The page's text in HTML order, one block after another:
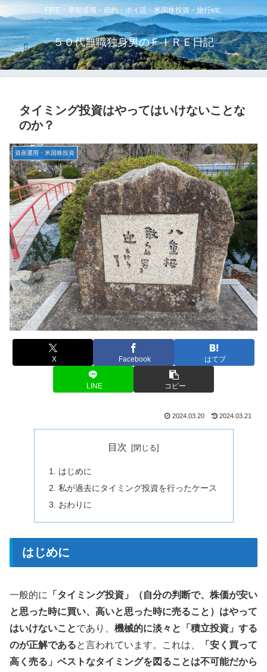
FIRE・早期退職・節約・ポイ活・米国株投資・旅行etc.
５０代無職独身男のＦＩＲＥ日記
タイミング投資はやってはいけないことな
のか？
資産運用・米国株投資
X Facebook はてブ
LINE コピー
2024.03.20 2024.03.21
目次
はじめに
私が過去にタイミング投資を行ったケース
おわりに
はじめに
一般的に
「タイミング投資」（自分の判断で、株価が安い
と思った時に買い、高いと思った時に売ること）はやって
はいけないことであり、 機械的に淡々と「積立投資」する
のが正解であると言われています。これは、
「安く買って
高く売る」ベストなタイミングを図ることは不可能だから